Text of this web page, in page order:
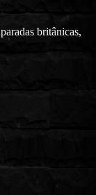
britânicas,